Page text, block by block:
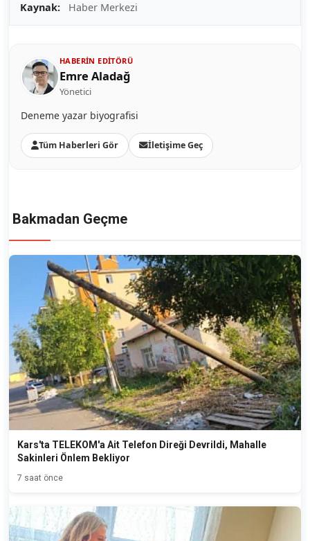
Kaynak: Haber Merkezi
HABERIN EDITÖRÜ
Emre Aladağ
Yönetici
Deneme yazar biyografisi
Tüm Haberleri Gör İletişime Geç
Bakmadan Geçme
Kars'ta TELEKOM'a Ait Telefon Direği Devrildi, Mahalle
Sakinleri Önlem Bekliyor
7 saat önce